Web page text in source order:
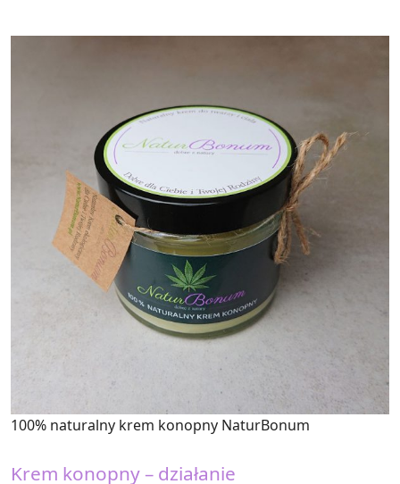
100% naturalny krem konopny NaturBonum
Krem konopny – działanie